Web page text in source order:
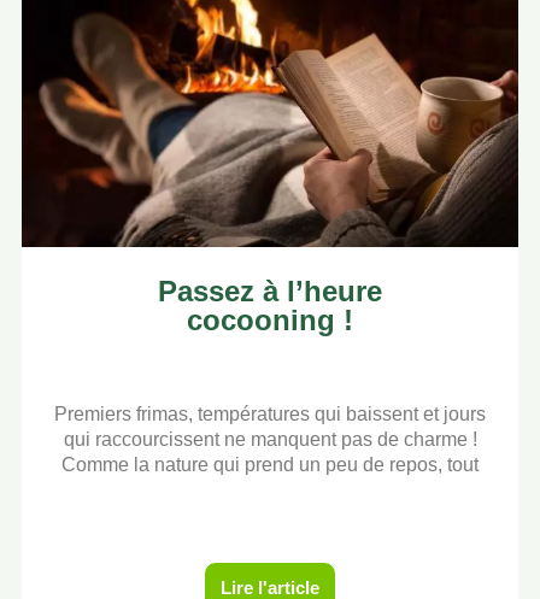
Passez à l’heure
cocooning !
Premiers frimas, températures qui baissent et jours
qui raccourcissent ne manquent pas de charme !
Comme la nature qui prend un peu de repos, tout
Lire l'article